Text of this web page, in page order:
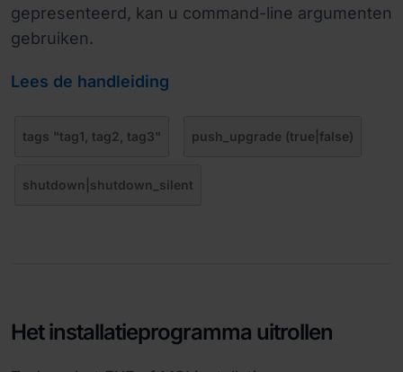
gepresenteerd, kan u command-line argumenten
gebruiken.
Lees de handleiding
tags "tag1, tag2, tag3" push_upgrade (true|false)
shutdown|shutdown_silent
Het installatieprogramma uitrollen